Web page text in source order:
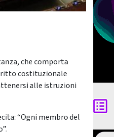
che comporta
costituzionale
alle istruzioni
“Ogni membro del